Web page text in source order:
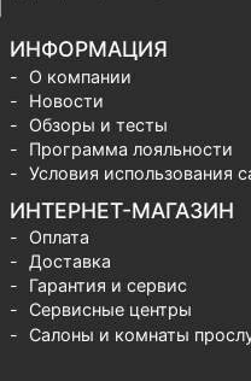
ИНФОРМАЦИЯ
О компании
Новости
Обзоры и тесты
Программа лояльности
Условия использования
ИНТЕРНЕТ-МАГАЗИН
Оплата
Доставка
Гарантия и сервис
Сервисные центры
Салоны и комнаты